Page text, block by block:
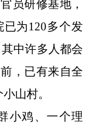
研修基地，
为120多个发
中许多人都会
，已有来自全
山村。
鸡、一个理